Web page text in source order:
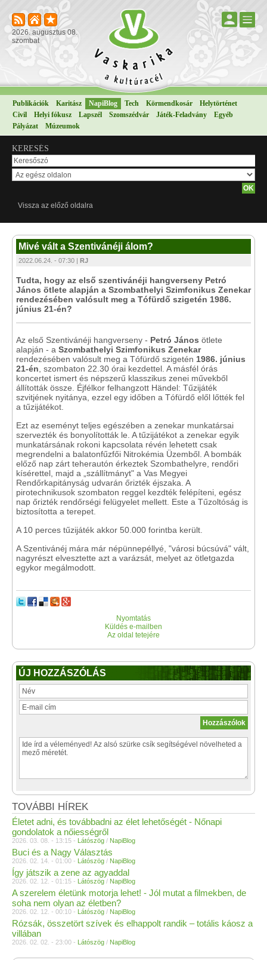
2026. augusztus 08.
szombat
Publikációk Karitász NapiBlog Tech Körmendkosár
Helytörténet
Civil
Helyi fókusz Lapszél Szomszédvár Játék-Feladvány
Egyéb
Pályázat
Múzeumok
KERESÉS
Vissza az előző oldalra
Mivé vált a Szentivánéji álom?
2022.06.24. - 07:30 | RJ
Tudta, hogy az első szentivánéji hangverseny Petró
János ötlete alapján a Szombathelyi Szimfonikus Zenekar
rendezésében valósult meg a Tófürdő szigetén 1986.
június 21-én?
Az első Szentivánéji hangverseny - Petró János ötlete
alapján - a Szombathelyi Szimfonikus Zenekar
rendezésében valósult meg a Tófürdő szigetén 1986. június
21-én , szombaton 22.30 órai kezdettel. A másfél órás
koncertet ismert és népszerű klasszikus zenei művekből
állították össze. Éjfélkor felhangzott Händel: Tűzijáték
szvitjének nyitánya, ezzel egy időben a Tófürdő elől lőtték fel
a tűzijátékot.
Ezt az eseményt teljes egészében a zenekar munkatársai
szervezték és bonyolították le. A tűzijátékot a zenekar egyik
munkatársának rokoni kapcsolata révén lehetett csak
megrendelni a balatonfűzfői Nitrokémia Üzemből. A bombák
előző nap zárt teherautón érkeztek Szombathelyre, rendőri
kísérettel, majd a „szállítmányt" a Vas Megyei
Rendőrkapitányság udvarán őrizték éjszaka. A
pirotechnikusok szombaton reggel kezdték felépíteni, egész
nap őrizték rendőrségi felügyelet mellett. Este a Tűzoltóság is
biztosította a terepet.
A 10 perces tűzijáték akkor 50.000 forintba került.
A Szentivánéj mára már népünnepéllyé, "városi búcsúvá" vált,
nagyrészt elvesztette azt a varázsát, melyet az ötletgazda
egykor megálmodott.
Nyomtatás
Küldés e-mailben
Az oldal tetejére
ÚJ HOZZÁSZÓLÁS
TOVÁBBI HÍREK
Életet adni, és továbbadni az élet lehetőségét - Nőnapi
gondolatok a nőiességről
2026. 03. 08. - 13:15 - Látószög / NapiBlog
Buci és a Nagy Választás
2026. 02. 14. - 01:00 - Látószög / NapiBlog
Így játszik a zene az agyaddal
2026. 02. 12. - 01:15 - Látószög / NapiBlog
A szerelem életünk motorja lehet! - Jól mutat a filmekben, de
soha nem olyan az életben?
2026. 02. 12. - 00:10 - Látószög / NapiBlog
Rózsák, összetört szívek és elhappolt randik – totális káosz a
villában
2026. 02. 02. - 23:00 - Látószög / NapiBlog